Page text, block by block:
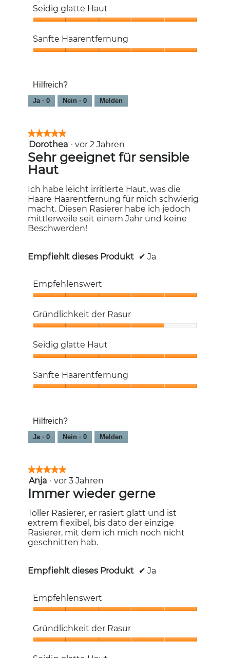
der
Rasur,
von
5
Seidig glatte Haut
glatte
Haut,
Sanfte Haarentfernung
von
5
Hilfreich?
Ja · 0 Nein · 0 Melden
★★★★★
★★★★★
5
von
5
Sternen.
Dorothea · vor 2 Jahren
Sehr geeignet für sensible
Haut
Ich habe leicht irritierte Haut, was die
Haare Haarentfernung für mich schwierig
macht. Diesen Rasierer habe ich jedoch
mittlerweile seit einem Jahr und keine
Beschwerden!
Empfiehlt dieses Produkt ✔ Ja
Empfehlenswert
5
von
Gründlichkeit der Rasur
der
Rasur,
von
5
Seidig glatte Haut
glatte
Haut,
Sanfte Haarentfernung
von
5
Hilfreich?
Ja · 0 Nein · 0 Melden
★★★★★
★★★★★
5
von
5
Sternen.
Anja · vor 3 Jahren
Immer wieder gerne
Toller Rasierer, er rasiert glatt und ist
extrem flexibel, bis dato der einzige
Rasierer, mit dem ich mich noch nicht
geschnitten hab.
Empfiehlt dieses Produkt ✔ Ja
Empfehlenswert
5
von
Gründlichkeit der Rasur